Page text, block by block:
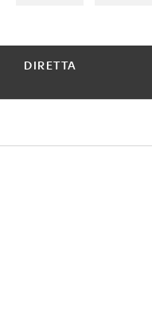
DIRETTA